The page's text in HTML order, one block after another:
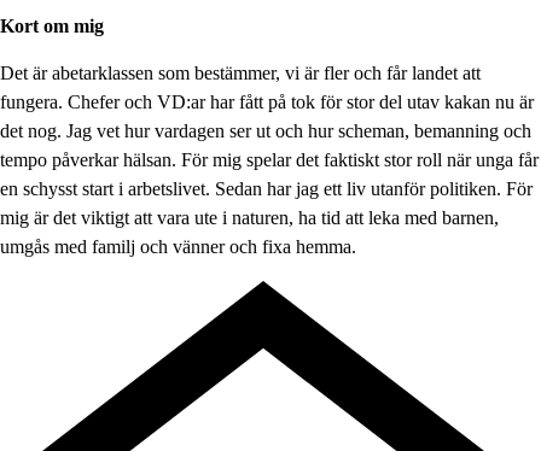
Kort om mig
Det är abetarklassen som bestämmer, vi är fler och får landet att
fungera. Chefer och VD:ar har fått på tok för stor del utav kakan nu är
det nog. Jag vet hur vardagen ser ut och hur scheman, bemanning och
tempo påverkar hälsan. För mig spelar det faktiskt stor roll när unga får
en schysst start i arbetslivet. Sedan har jag ett liv utanför politiken. För
mig är det viktigt att vara ute i naturen, ha tid att leka med barnen,
umgås med familj och vänner och fixa hemma.